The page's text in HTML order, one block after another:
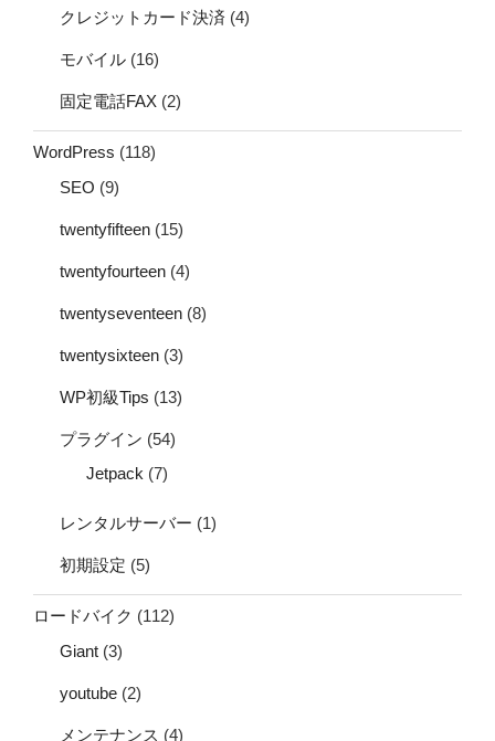
クレジットカード決済 (4)
モバイル (16)
固定電話FAX (2)
WordPress (118)
SEO (9)
twentyfifteen (15)
twentyfourteen (4)
twentyseventeen (8)
twentysixteen (3)
WP初級Tips (13)
プラグイン (54)
Jetpack (7)
レンタルサーバー (1)
初期設定 (5)
ロードバイク (112)
Giant (3)
youtube (2)
メンテナンス (4)